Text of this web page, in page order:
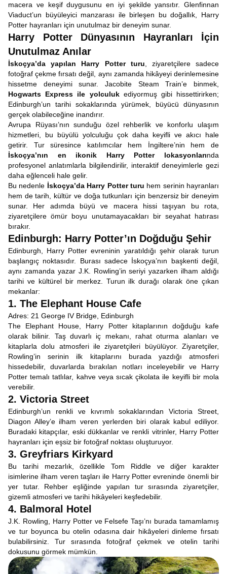
macera ve keşif duygusunu en iyi şekilde yansıtır. Glenfinnan
Viaduct’un büyüleyici manzarası ile birleşen bu doğallık, Harry
Potter hayranları için unutulmaz bir deneyim sunar.
Harry Potter Dünyasının Hayranları İçin
Unutulmaz Anılar
İskoçya’da yapılan Harry Potter turu , ziyaretçilere sadece
fotoğraf çekme fırsatı değil, aynı zamanda hikâyeyi derinlemesine
hissetme deneyimi sunar. Jacobite Steam Train’e binmek,
Hogwarts Express ile yolculukediyormuş gibi hissettirirken;
Edinburgh’un tarihi sokaklarında yürümek, büyücü dünyasının
gerçek olabileceğine inandırır.
Avrupa Rüyası’nın sunduğu özel rehberlik ve konforlu ulaşım
hizmetleri, bu büyülü yolculuğu çok daha keyifli ve akıcı hale
getirir. Tur süresince katılımcılar hem İngiltere’nin hem de
İskoçya’nın en ikonik Harry Potter lokasyonlarında
profesyonel anlatımlarla bilgilendirilir, interaktif deneyimlerle gezi
daha eğlenceli hale gelir.
Bu nedenle İskoçya’da Harry Potter turu hem serinin hayranları
hem de tarih, kültür ve doğa tutkunları için benzersiz bir deneyim
sunar. Her adımda büyü ve macera hissi taşıyan bu rota,
ziyaretçilere ömür boyu unutamayacakları bir seyahat hatırası
bırakır.
Edinburgh: Harry Potter’ın Doğduğu Şehir
Edinburgh, Harry Potter evreninin yaratıldığı şehir olarak turun
başlangıç noktasıdır. Burası sadece İskoçya’nın başkenti değil,
aynı zamanda yazar J.K. Rowling’in seriyi yazarken ilham aldığı
tarihi ve kültürel bir merkez. Turun ilk durağı olarak öne çıkan
mekanlar:
1. The Elephant House Cafe
Adres: 21 George IV Bridge, Edinburgh
The Elephant House, Harry Potter kitaplarının doğduğu kafe
olarak bilinir. Taş duvarlı iç mekanı, rahat oturma alanları ve
kitaplarla dolu atmosferi ile ziyaretçileri büyülüyor. Ziyaretçiler,
Rowling’in serinin ilk kitaplarını burada yazdığı atmosferi
hissedebilir, duvarlarda bırakılan notları inceleyebilir ve Harry
Potter temalı tatlılar, kahve veya sıcak çikolata ile keyifli bir mola
verebilir.
2. Victoria Street
Edinburgh’un renkli ve kıvrımlı sokaklarından Victoria Street,
Diagon Alley’e ilham veren yerlerden biri olarak kabul ediliyor.
Buradaki kitapçılar, eski dükkanlar ve renkli vitrinler, Harry Potter
hayranları için eşsiz bir fotoğraf noktası oluşturuyor.
3. Greyfriars Kirkyard
Bu tarihi mezarlık, özellikle Tom Riddle ve diğer karakter
isimlerine ilham veren taşları ile Harry Potter evreninde önemli bir
yer tutar. Rehber eşliğinde yapılan tur sırasında ziyaretçiler,
gizemli atmosferi ve tarihi hikâyeleri keşfedebilir.
4. Balmoral Hotel
J.K. Rowling, Harry Potter ve Felsefe Taşı’nı burada tamamlamış
ve tur boyunca bu otelin odasına dair hikâyeleri dinleme fırsatı
bulabilirsiniz. Tur sırasında fotoğraf çekmek ve otelin tarihi
dokusunu görmek mümkün.